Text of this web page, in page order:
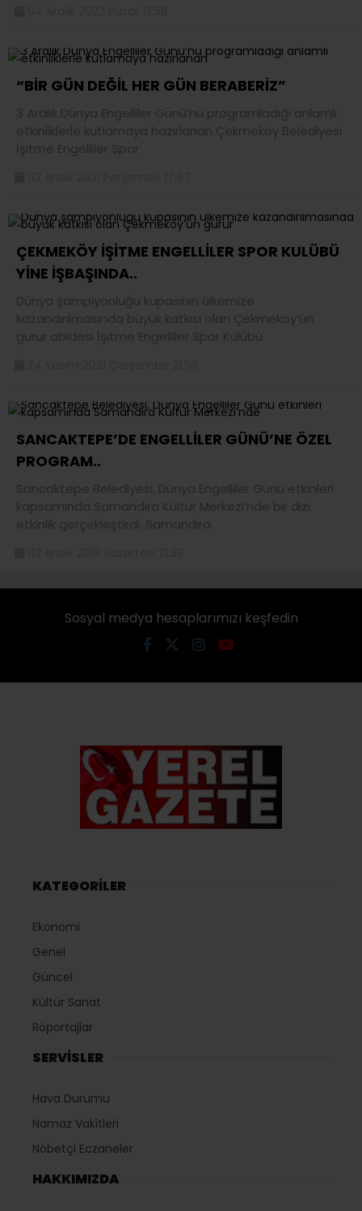
“BİR GÜN DEĞİL HER GÜN BERABERİZ”
3 Aralık Dünya Engelliler Günü’nü programladığı anlamlı
etkinliklerle kutlamaya hazırlanan Çekmeköy Belediyesi
İşitme Engelliler Spor
ÇEKMEKÖY İŞİTME ENGELLİLER SPOR KULÜBÜ
YİNE İŞBAŞINDA..
Dünya şampiyonluğu kupasının ülkemize
kazandırılmasında büyük katkısı olan Çekmeköy’ün
gurur abidesi İşitme Engelliler Spor Kulübü
SANCAKTEPE’DE ENGELLİLER GÜNÜ’NE ÖZEL
PROGRAM..
Sancaktepe Belediyesi, Dünya Engelliler Günü etkinleri
kapsamında Samandıra Kültür Merkezi’nde bir dizi
etkinlik gerçekleştirdi. Samandıra
Sosyal medya hesaplarımızı keşfedin
KATEGORİLER
Ekonomi
Genel
Güncel
Kültür Sanat
Röportajlar
SERVİSLER
Hava Durumu
Namaz Vakitleri
Nöbetçi Eczaneler
HAKKIMIZDA